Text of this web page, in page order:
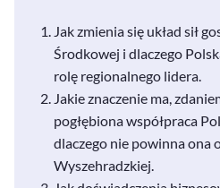
Jak zmienia się układ sił
Środkowej i dlaczego
rolę regionalnego lidera.
Jakie znaczenie ma,
pogłębiona współpraca
dlaczego nie powinna ona
Wyszehradzkiej.